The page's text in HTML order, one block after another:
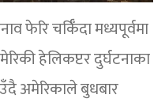
फेरि चर्किँदा मध्यपूर्वमा
हेलिकप्टर दुर्घटनाका
अमेरिकाले बुधबार